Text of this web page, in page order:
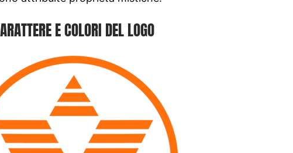
E COLORI DEL LOGO